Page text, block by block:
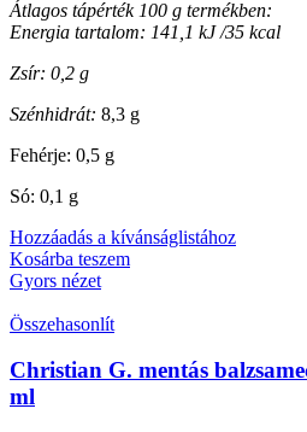
Átlagos tápérték 100 g termékben:
Energia tartalom: 141,1 kJ /35 kcal
Zsír: 0,2 g
Szénhidrát: 8,3 g
Fehérje: 0,5 g
Só: 0,1 g
Hozzáadás a kívánságlistához
Kosárba teszem
Gyors nézet
Összehasonlít
Christian G. mentás
ml